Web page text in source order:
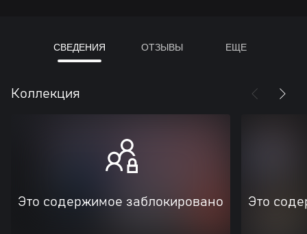
СВЕДЕНИЯ ОТЗЫВЫ ЕЩЕ
Коллекция
Это содержимое заблокировано Это